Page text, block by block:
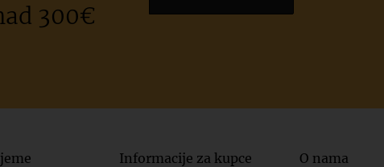
300€
Informacije za kupce O nama